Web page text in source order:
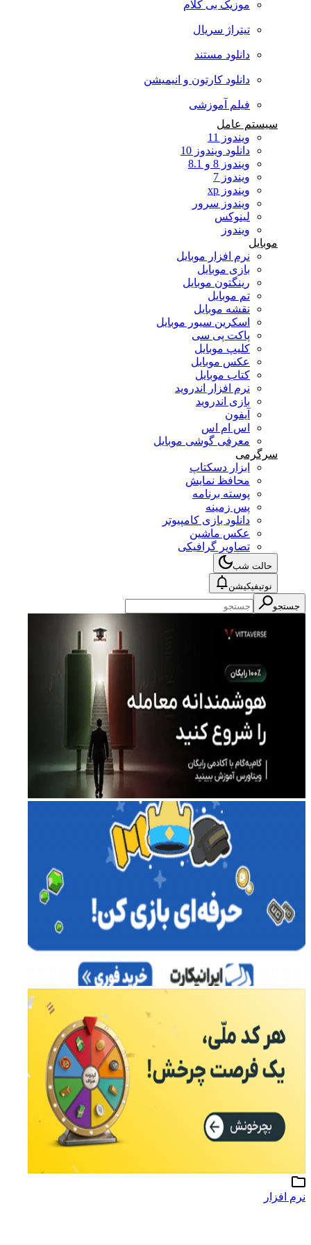
موزیک بی کلام
تیتراژ سریال
دانلود مستند
دانلود کارتون و انیمیشن
فیلم آموزشی
سیستم عامل
ویندوز 11
دانلود ویندوز 10
ویندوز 8 و 8.1
ویندوز 7
ویندوز xp
ویندوز سرور
لینوکس
ویندوز
موبایل
نرم افزار موبایل
بازی موبایل
رینگتون موبایل
تم موبایل
نقشه موبایل
اسکرین سیور موبایل
پاکت پی سی
کلیپ موبایل
عکس موبایل
کتاب موبایل
نرم افزار اندروید
بازی اندروید
آیفون
اس ام اس
معرفی گوشی موبایل
سرگرمی
ابزار دسکتاپ
محافظ نمایش
پوسته برنامه
پس زمینه
دانلود بازی کامپیوتر
عکس ماشین
تصاویر گرافیکی
حالت شب
نوتیفیکیشن
جستجو
نرم افزار